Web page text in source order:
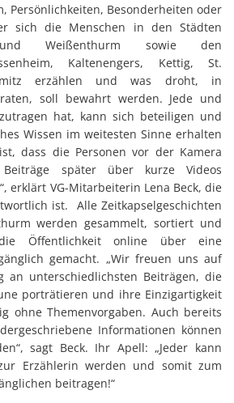
Persönlichkeiten, Besonderheiten oder
sich die Menschen in den Städten
und Weißenthurm sowie den
Kaltenengers, Kettig, St.
erzählen und was droht, in
soll bewahrt werden. Jede und
hat, kann sich beteiligen und
Wissen im weitesten Sinne erhalten
dass die Personen vor der Kamera
später über kurze Videos
erklärt VG-Mitarbeiterin Lena Beck, die
ist. Alle Zeitkapselgeschichten
werden gesammelt, sortiert und
Öffentlichkeit online über eine
gemacht. „Wir freuen uns auf
an unterschiedlichsten Beiträgen, die
porträtieren und ihre Einzigartigkeit
ohne Themenvorgaben. Auch bereits
Informationen können
sagt Beck. Ihr Apell: „Jeder kann
Erzählerin werden und somit zum
beitragen!“